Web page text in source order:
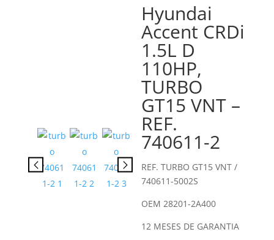
Hyundai
Accent CRDi
1.5L D
110HP,
TURBO
GT15 VNT –
REF.
740611-2
REF. TURBO GT15 VNT /
740611-5002S
OEM 28201-2A400
12 MESES DE GARANTIA